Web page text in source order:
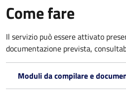
Come fare
Il servizio può essere attivato
documentazione prevista,
Moduli da compilare e